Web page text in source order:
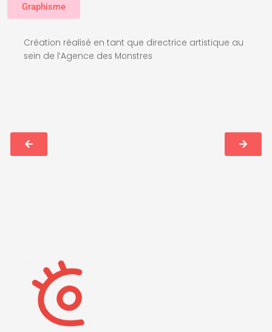
Graphisme
Création réalisé en tant que directrice artistique au
sein de l’Agence des Monstres